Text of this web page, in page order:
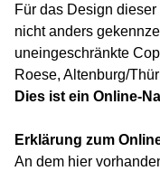
Für das Design
nicht anders
uneingeschränkte
Roese, Altenburg/
Dies ist ein Online-
Erklärung zum
An dem hier